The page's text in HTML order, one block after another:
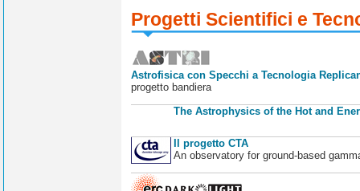
Progetti Scientifici e
Astrofisica con Specchi a Tecnologia
progetto bandiera
The Astrophysics of the Hot and
Il progetto CTA
An observatory for ground-based